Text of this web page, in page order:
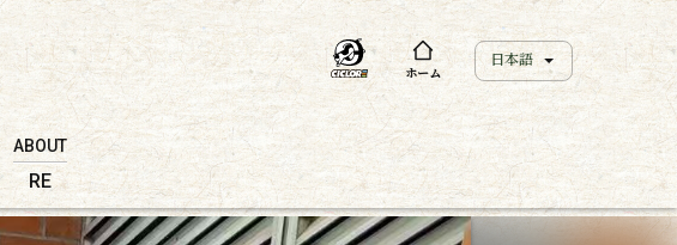
ホーム
日本語
ABOUT
RE